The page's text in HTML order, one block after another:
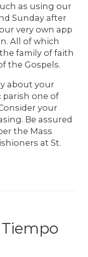
as using our
Sunday after
very own app
All of which
family of faith
the Gospels.
about your
parish one of
your
Be assured
the Mass
at St.